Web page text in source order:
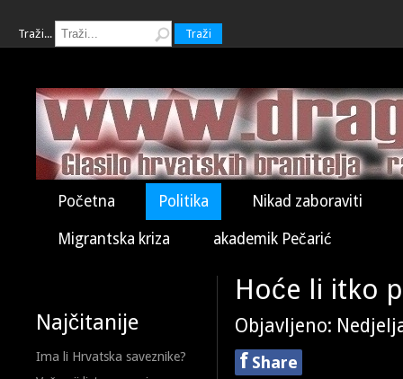
Traži... Traži
Početna Politika Nikad zaboraviti
Migrantska kriza akademik Pečarić
Najčitanije
Ima li Hrvatska saveznike?
Hoće li itko
Objavljeno:
f Share